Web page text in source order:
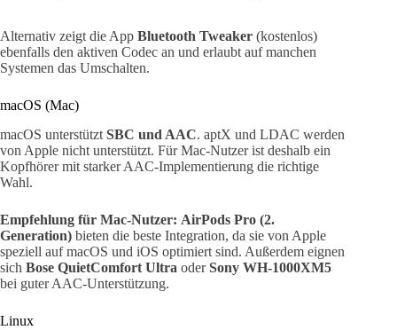
Alternativ zeigt die App Bluetooth Tweaker (kostenlos)
ebenfalls den aktiven Codec an und erlaubt auf manchen
Systemen das Umschalten.
macOS (Mac)
macOS unterstützt SBC und AAC. aptX und LDAC werden
von Apple nicht unterstützt. Für Mac-Nutzer ist deshalb ein
Kopfhörer mit starker AAC-Implementierung die richtige
Wahl.
Empfehlung für Mac-Nutzer: AirPods Pro (2.
Generation) bieten die beste Integration, da sie von Apple
speziell auf macOS und iOS optimiert sind. Außerdem eignen
sich Bose QuietComfort Ultra oderSony WH-1000XM5
bei guter AAC-Unterstützung.
Linux